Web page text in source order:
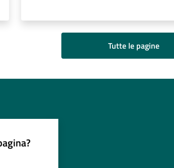
Tutte le pagine